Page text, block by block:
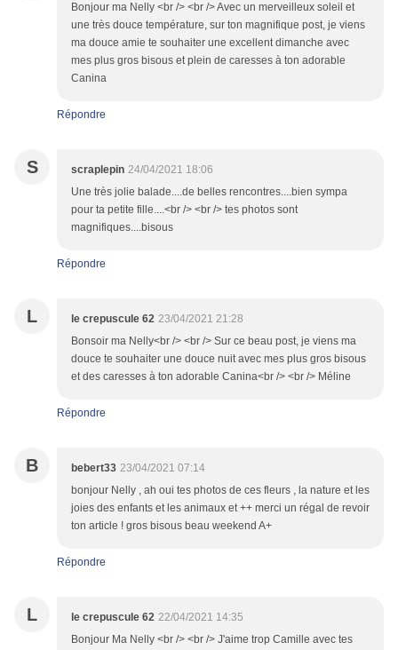
Bonjour ma Nelly <br /> <br /> Avec un merveilleux soleil et
une très douce température, sur ton magnifique post, je viens
ma douce amie te souhaiter une excellent dimanche avec
mes plus gros bisous et plein de caresses à ton adorable
Canina
Répondre
S scraplepin 24/04/2021 18:06
Une très jolie balade....de belles rencontres....bien sympa
pour ta petite fille....<br /> <br /> tes photos sont
magnifiques....bisous
Répondre
L le crepuscule 62 23/04/2021 21:28
Bonsoir ma Nelly<br /> <br /> Sur ce beau post, je viens ma
douce te souhaiter une douce nuit avec mes plus gros bisous
et des caresses à ton adorable Canina<br /> <br /> Méline
Répondre
B bebert33 23/04/2021 07:14
bonjour Nelly , ah oui tes photos de ces fleurs , la nature et les
joies des enfants et les animaux et ++ merci un régal de revoir
ton article ! gros bisous beau weekend A+
Répondre
L le crepuscule 62 22/04/2021 14:35
Bonjour Ma Nelly <br /> <br /> J'aime trop Camille avec tes